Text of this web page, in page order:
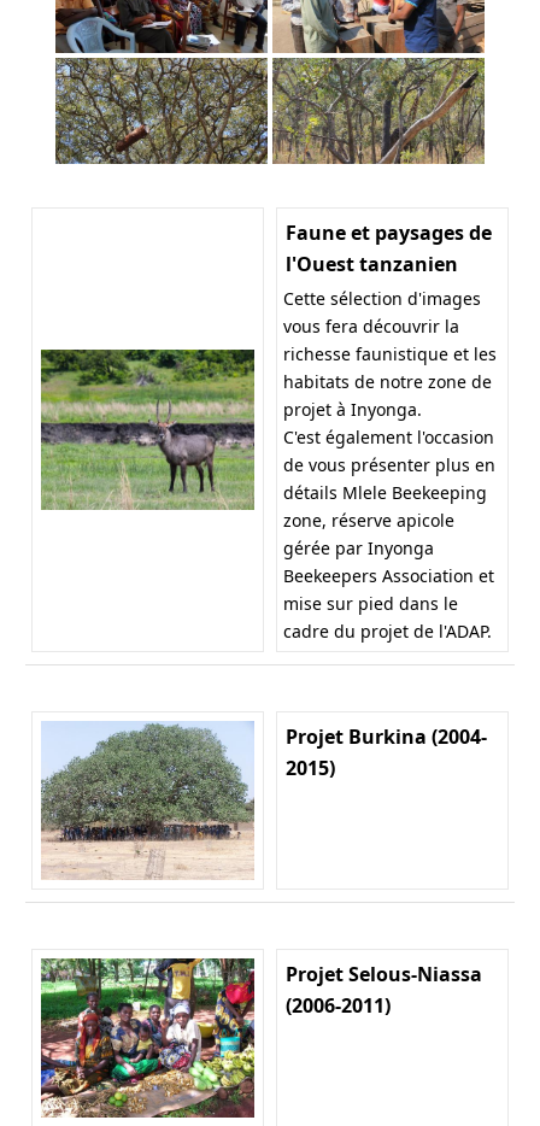
Faune et paysages de
l'Ouest tanzanien
Cette sélection d'images
vous fera découvrir la
richesse faunistique et les
habitats de notre zone de
projet à Inyonga.
C'est également l'occasion
de vous présenter plus en
détails Mlele Beekeeping
zone, réserve apicole
gérée par Inyonga
Beekeepers Association et
mise sur pied dans le
cadre du projet de l'ADAP.
Projet Burkina (2004-
2015)
Projet Selous-Niassa
(2006-2011)